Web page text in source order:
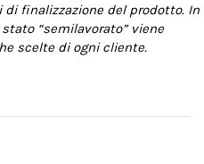
finalizzazione del prodotto. In
“semilavorato” viene
scelte di ogni cliente.